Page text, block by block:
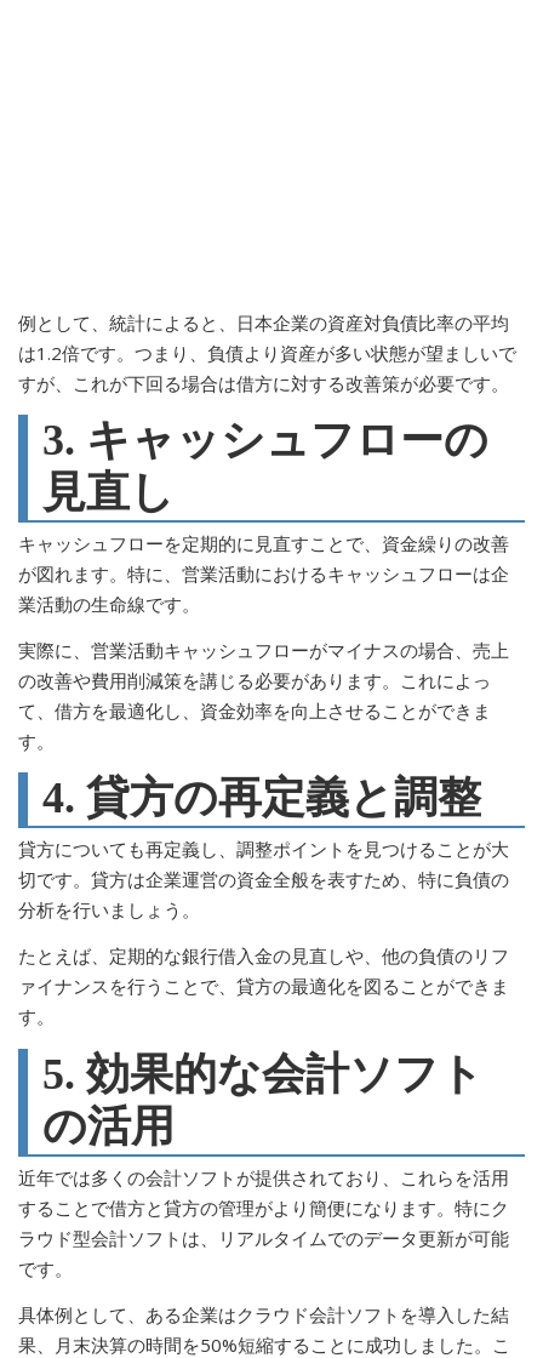
例として、統計によると、日本企業の資産対負債比率の平均
は1.2倍です。つまり、負債より資産が多い状態が望ましいで
すが、これが下回る場合は借方に対する改善策が必要です。
3. キャッシュフローの
見直し
キャッシュフローを定期的に見直すことで、資金繰りの改善
が図れます。特に、営業活動におけるキャッシュフローは企
業活動の生命線です。
実際に、営業活動キャッシュフローがマイナスの場合、売上
の改善や費用削減策を講じる必要があります。これによっ
て、借方を最適化し、資金効率を向上させることができま
す。
4. 貸方の再定義と調整
貸方についても再定義し、調整ポイントを見つけることが大
切です。貸方は企業運営の資金全般を表すため、特に負債の
分析を行いましょう。
たとえば、定期的な銀行借入金の見直しや、他の負債のリフ
ァイナンスを行うことで、貸方の最適化を図ることができま
す。
5. 効果的な会計ソフト
の活用
近年では多くの会計ソフトが提供されており、これらを活用
することで借方と貸方の管理がより簡便になります。特にク
ラウド型会計ソフトは、リアルタイムでのデータ更新が可能
です。
具体例として、ある企業はクラウド会計ソフトを導入した結
果、月末決算の時間を50%短縮することに成功しました。こ